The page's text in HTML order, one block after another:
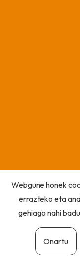
Webgune honek
errazteko eta
gehiago nahi
Onartu